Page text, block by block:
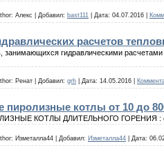
Алекс Добавил: bast111 Дата: 04.07.2016
расчетов
занимающихся гидравлическими
Ренат| Добавил: grh| Дата: 14.05.2016
пиролизные котлы от 10 до
КОТЛЫ ДЛИТЕЛЬНОГО ГОРЕНИЯ :
Изметалла44| Добавил: Изметалла44| Дата: